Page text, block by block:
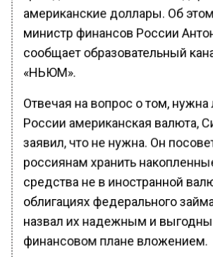
американские доллары. Об
министр финансов России
сообщает образовательный
«НЬЮМ».
Отвечая на вопрос о том, нужна
России американская валюта,
заявил, что не нужна. Он
россиянам хранить
средства не в иностранной
облигациях федерального
назвал их надежным и
финансовом плане вложением.